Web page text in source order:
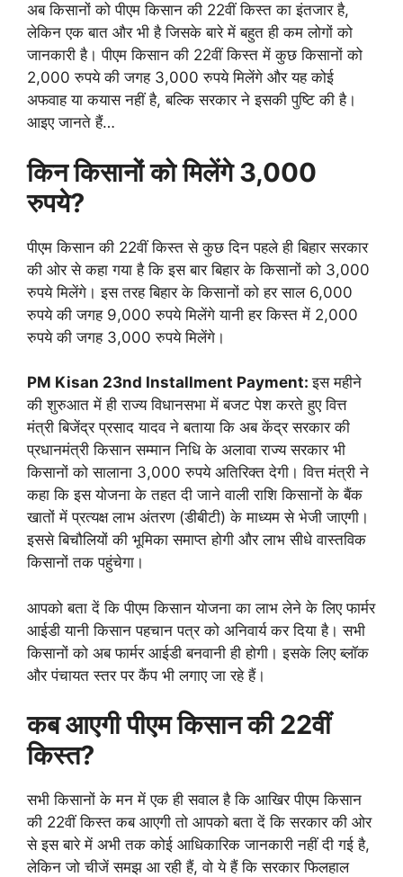
अब किसानों को पीएम किसान की 22वीं किस्त का इंतजार है,
लेकिन एक बात और भी है जिसके बारे में बहुत ही कम लोगों को
जानकारी है। पीएम किसान की 22वीं किस्त में कुछ किसानों को
2,000 रुपये की जगह 3,000 रुपये मिलेंगे और यह कोई
अफवाह या कयास नहीं है, बल्कि सरकार ने इसकी पुष्टि की है।
आइए जानते हैं…
किन किसानों को मिलेंगे 3,000
रुपये?
पीएम किसान की 22वीं किस्त से कुछ दिन पहले ही बिहार सरकार
की ओर से कहा गया है कि इस बार बिहार के किसानों को 3,000
रुपये मिलेंगे। इस तरह बिहार के किसानों को हर साल 6,000
रुपये की जगह 9,000 रुपये मिलेंगे यानी हर किस्त में 2,000
रुपये की जगह 3,000 रुपये मिलेंगे।
PM Kisan 23nd Installment Payment:इस महीने
की शुरुआत में ही राज्य विधानसभा में बजट पेश करते हुए वित्त
मंत्री बिजेंद्र प्रसाद यादव ने बताया कि अब केंद्र सरकार की
प्रधानमंत्री किसान सम्मान निधि के अलावा राज्य सरकार भी
किसानों को सालाना 3,000 रुपये अतिरिक्त देगी। वित्त मंत्री ने
कहा कि इस योजना के तहत दी जाने वाली राशि किसानों के बैंक
खातों में प्रत्यक्ष लाभ अंतरण (डीबीटी) के माध्यम से भेजी जाएगी।
इससे बिचौलियों की भूमिका समाप्त होगी और लाभ सीधे वास्तविक
किसानों तक पहुंचेगा।
आपको बता दें कि पीएम किसान योजना का लाभ लेने के लिए फार्मर
आईडी यानी किसान पहचान पत्र को अनिवार्य कर दिया है। सभी
किसानों को अब फार्मर आईडी बनवानी ही होगी। इसके लिए ब्लॉक
और पंचायत स्तर पर कैंप भी लगाए जा रहे हैं।
कब आएगी पीएम किसान की 22वीं
किस्त?
सभी किसानों के मन में एक ही सवाल है कि आखिर पीएम किसान
की 22वीं किस्त कब आएगी तो आपको बता दें कि सरकार की ओर
से इस बारे में अभी तक कोई आधिकारिक जानकारी नहीं दी गई है,
लेकिन जो चीजें समझ आ रही हैं, वो ये हैं कि सरकार फिलहाल